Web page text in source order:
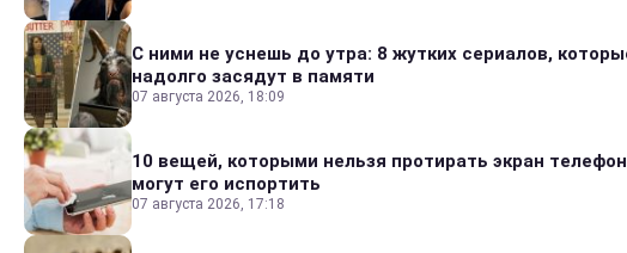
С ними не уснешь до утра: 8 жутких сериалов,
надолго засядут в памяти
07 августа 2026, 18:09
10 вещей, которыми нельзя протирать экран
могут его испортить
07 августа 2026, 17:18